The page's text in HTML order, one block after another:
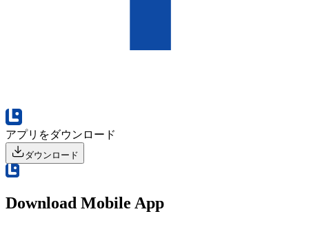
アプリをダウンロード
ダウンロード
Download Mobile App